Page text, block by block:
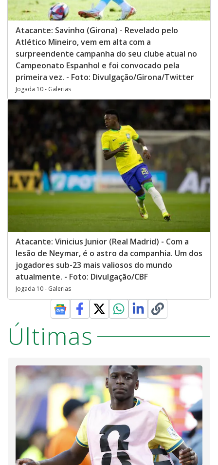
Atacante: Savinho (Girona) - Revelado pelo
Atlético Mineiro, vem em alta com a
surpreendente campanha do seu clube atual no
Campeonato Espanhol e foi convocado pela
primeira vez. - Foto: Divulgação/Girona/Twitter
Jogada 10 - Galerias
Atacante: Vinicius Junior (Real Madrid) - Com a
lesão de Neymar, é o astro da companhia. Um dos
jogadores sub-23 mais valiosos do mundo
atualmente. - Foto: Divulgação/CBF
Jogada 10 - Galerias
Últimas